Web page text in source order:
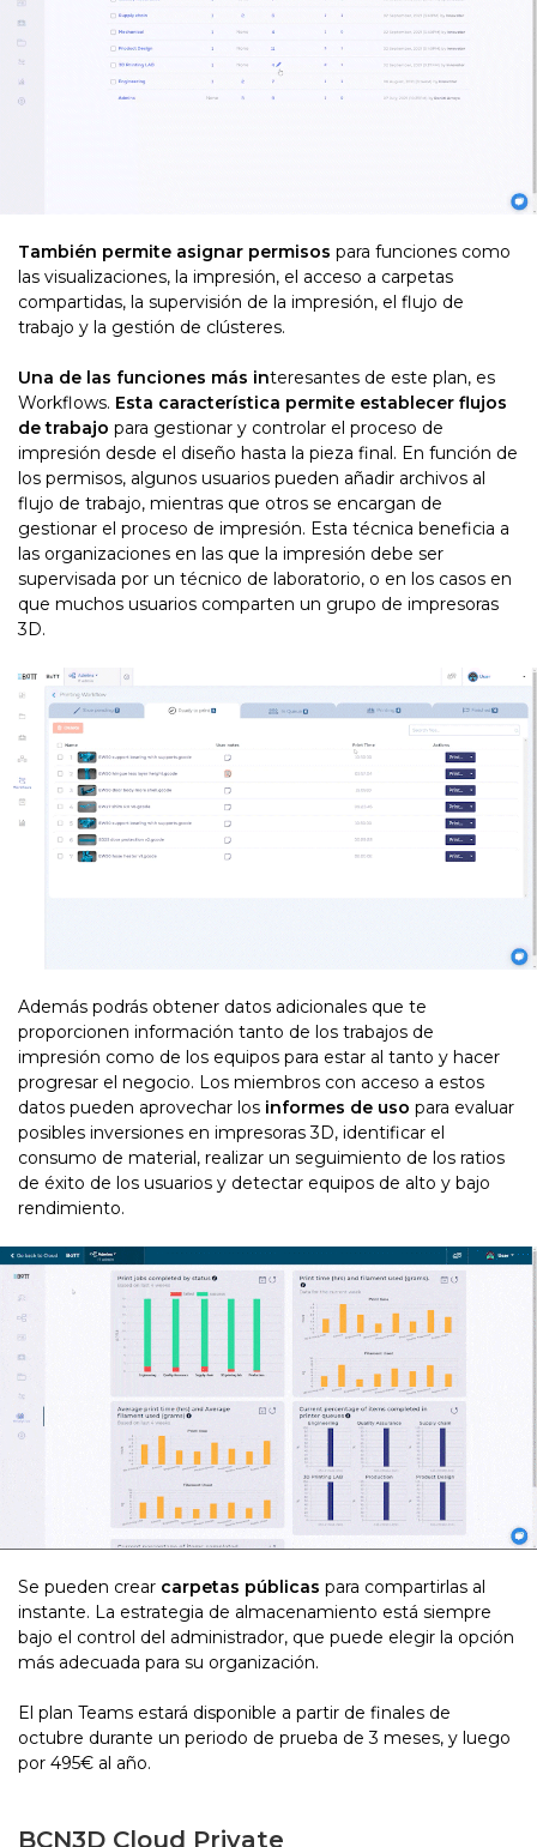
También permite asignar permisos para funciones como
las visualizaciones, la impresión, el acceso a carpetas
compartidas, la supervisión de la impresión, el flujo de
trabajo y la gestión de clústeres.
Una de las funciones más interesantes de este plan, es
Workflows. Esta característica permite establecer flujos
de trabajo para gestionar y controlar el proceso de
impresión desde el diseño hasta la pieza final. En función de
los permisos, algunos usuarios pueden añadir archivos al
flujo de trabajo, mientras que otros se encargan de
gestionar el proceso de impresión. Esta técnica beneficia a
las organizaciones en las que la impresión debe ser
supervisada por un técnico de laboratorio, o en los casos en
que muchos usuarios comparten un grupo de impresoras
3D.
Además podrás obtener datos adicionales que te
proporcionen información tanto de los trabajos de
impresión como de los equipos para estar al tanto y hacer
progresar el negocio. Los miembros con acceso a estos
datos pueden aprovechar los informes de uso para evaluar
posibles inversiones en impresoras 3D, identificar el
consumo de material, realizar un seguimiento de los ratios
de éxito de los usuarios y detectar equipos de alto y bajo
rendimiento.
Se pueden crear carpetas públicas para compartirlas al
instante. La estrategia de almacenamiento está siempre
bajo el control del administrador, que puede elegir la opción
más adecuada para su organización.
El plan Teams estará disponible a partir de finales de
octubre durante un periodo de prueba de 3 meses, y luego
por 495€ al año.
BCN3D Cloud Private